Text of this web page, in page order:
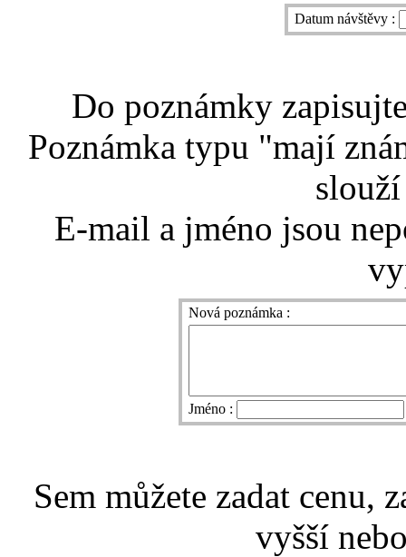
Datum návštěvy :
Do poznámky
Poznámka typu "mají
E-mail a jméno jsou
Nová poznámka :
Jméno :
Sem můžete zadat cenu,
vyšší